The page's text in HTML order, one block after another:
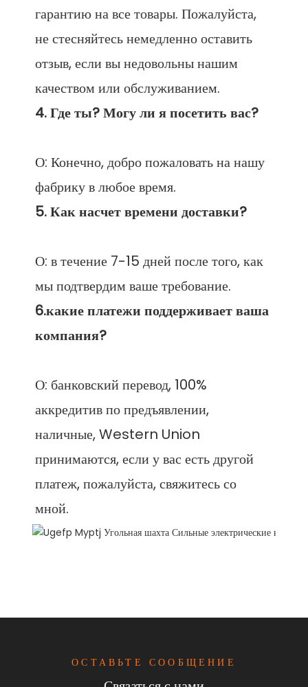
гарантию на все товары. Пожалуйста,
не стесняйтесь немедленно оставить
отзыв, если вы недовольны нашим
О: Конечно, добро пожаловать на нашу
О: в течение 7-15 дней после того, как
6.какие платежи поддерживает ваша
О: банковский перевод, 100%
аккредитив по предъявлении,
наличные, Western Union
принимаются, если у вас есть другой
платеж, пожалуйста, свяжитесь со
ОСТАВЬТЕ СООБЩЕНИЕ